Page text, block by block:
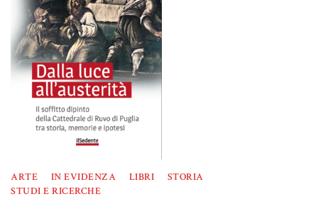
ARTE IN EVIDENZA LIBRI
STORIA
STUDI E RICERCHE